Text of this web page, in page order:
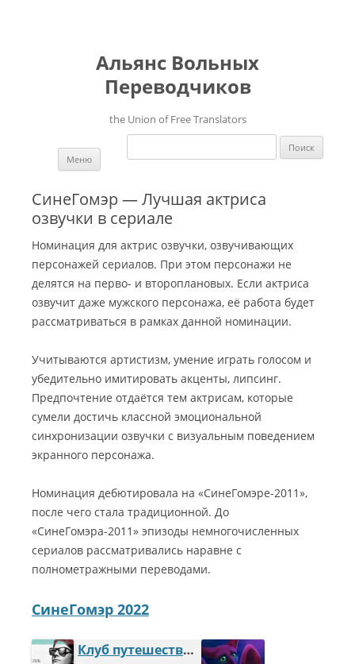
Альянс Вольных
Переводчиков
the Union of Free Translators
Найти:
Меню
СинеГомэр — Лучшая актриса
озвучки в сериале
Номинация для актрис озвучки, озвучивающих
персонажей сериалов. При этом персонажи не
делятся на перво- и второплановых. Если актриса
озвучит даже мужского персонажа, её работа будет
рассматриваться в рамках данной номинации.
Учитываются артистизм, умение играть голосом и
убедительно имитировать акценты, липсинг.
Предпочтение отдаётся тем актрисам, которые
сумели достичь классной эмоциональной
синхронизации озвучки с визуальным поведением
экранного персонажа.
Номинация дебютировала на «СинеГомэре-2011»,
после чего стала традиционной. До
«СинеГомэра-2011» эпизоды немногочисленных
сериалов рассматривались наравне с
полнометражными переводами.
СинеГомэр 2022
Клуб путешественников во времени